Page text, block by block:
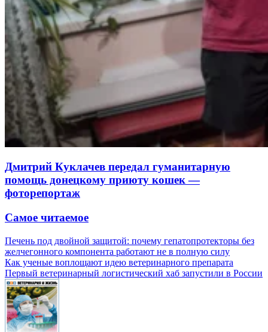
Дмитрий Куклачев передал гуманитарную
помощь донецкому приюту кошек —
фоторепортаж
Самое читаемое
Печень под двойной защитой: почему гепатопротекторы без
желчегонного компонента работают не в полную силу
Как ученые воплощают идею ветеринарного препарата
Первый ветеринарный логистический хаб запустили в России